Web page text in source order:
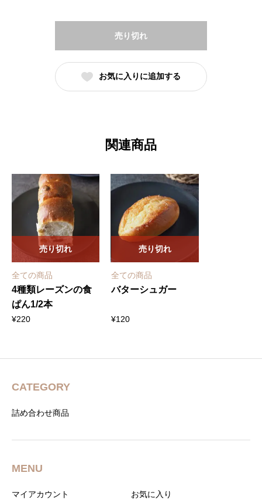
売り切れ
お気に入りに追加する
関連商品
全ての商品
4種類レーズンの食
ぱん1/2本
¥220
売り切れ
全ての商品
バターシュガー
¥120
売り切れ
CATEGORY
詰め合わせ商品
MENU
マイアカウント お気に入り